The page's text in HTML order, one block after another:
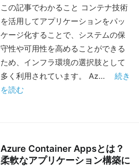
この記事でわかること コンテナ技術
を活用してアプリケーションをパッ
ケージ化することで、システムの保
守性や可用性を高めることができる
ため、インフラ環境の選択肢として
多く利用されています。 Az…
続き
を読む
Azure Container Appsとは？
柔軟なアプリケーション構築に